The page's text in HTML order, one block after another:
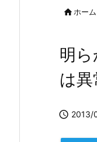
ホーム
明
は
 2013/